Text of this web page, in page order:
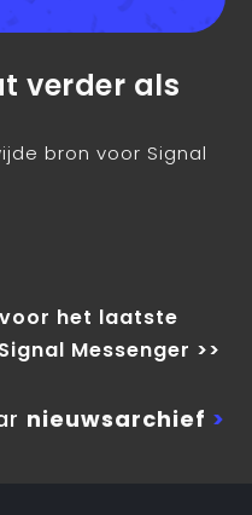
verder als
bron voor Signal
het laatste
Messenger >>
nieuwsarchief >